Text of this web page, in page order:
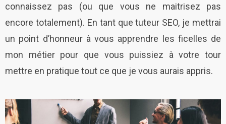
connaissez pas (ou que vous ne maitrisez pas
encore totalement). En tant que tuteur SEO, je mettrai
un point d’honneur à vous apprendre les ficelles de
mon métier pour que vous puissiez à votre tour
mettre en pratique tout ce que je vous aurais appris.